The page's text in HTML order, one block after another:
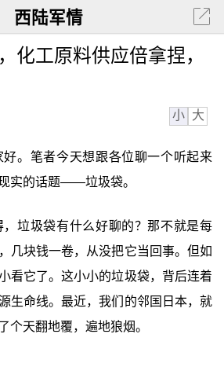
西陆军情
化工原料供应倍拿捏，
小 大
。笔者今天想跟各位聊一个听起来
实的话题——垃圾袋。
垃圾袋有什么好聊的？那不就是每
几块钱一卷，从没把它当回事。但如
看它了。这小小的垃圾袋，背后连着
生命线。最近，我们的邻国日本，就
个天翻地覆，遍地狼烟。